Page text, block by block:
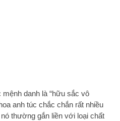
danh là “hữu sắc vô
anh túc chắc chắn rất nhiều
thường gắn liền với loại chất